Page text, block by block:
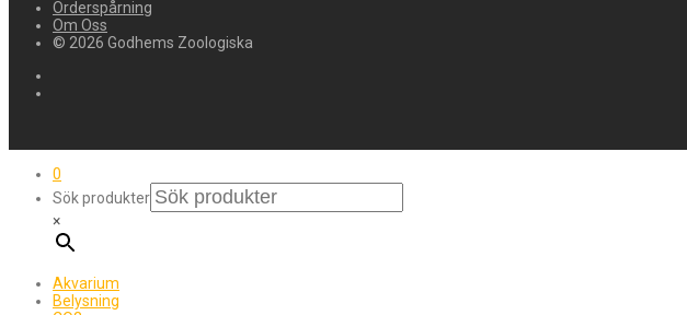
Orderspårning
Om Oss
© 2026 Godhems Zoologiska
0
Sök produkter
×
Akvarium
Belysning